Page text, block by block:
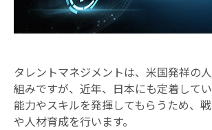
タレントマネジメントは、米国発祥の
組みですが、近年、日本にも定着して
能力やスキルを発揮してもらうため、
や人材育成を行います。